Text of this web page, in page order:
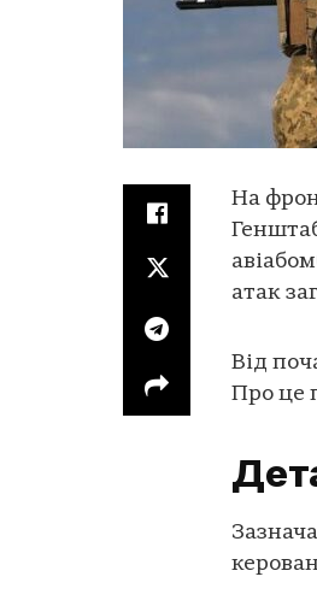
На
атак
Від
Про це